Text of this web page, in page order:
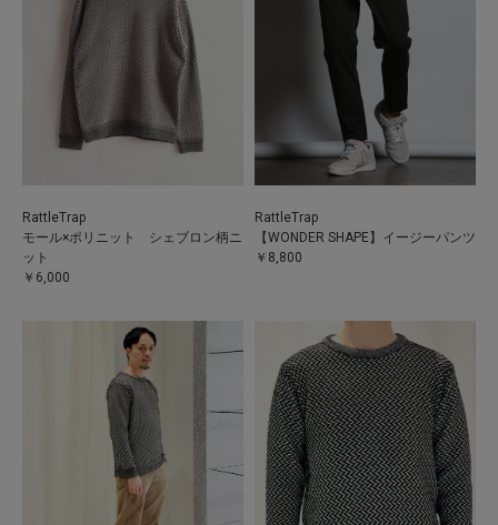
RattleTrap
モール×ポリニット シェブロン柄ニ
ット
￥6,000
RattleTrap
【WONDER SHAPE】イージーパンツ
￥8,800